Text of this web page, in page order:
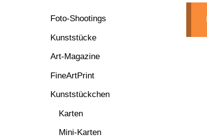
Foto-Shootings
Kunststücke
Art-Magazine
FineArtPrint
Kunststückchen
Karten
Mini-Karten